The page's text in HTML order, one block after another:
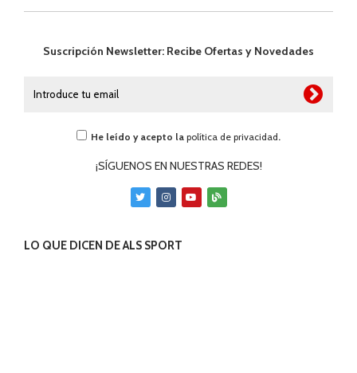
Suscripción Newsletter: Recibe Ofertas y Novedades
He leído y acepto la política de privacidad.
¡SÍGUENOS EN NUESTRAS REDES!
LO QUE DICEN DE ALS SPORT